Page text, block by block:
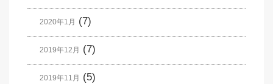
2020年1月 (7)
2019年12月 (7)
2019年11月 (5)